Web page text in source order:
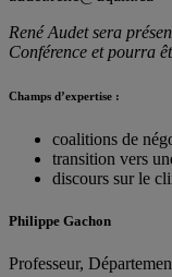
René Audet sera
Conférence et pourra
Champs d’expertise :
coalitions de
transition vers
discours sur le
Philippe Gachon
Professeur,